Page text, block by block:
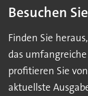
Besuchen
Finden Sie
das
profitieren Sie
aktuellste